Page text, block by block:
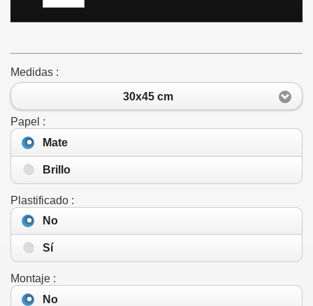
Medidas :
30x45 cm
Papel :
Mate
Brillo
Plastificado :
No
Sí
Montaje :
No